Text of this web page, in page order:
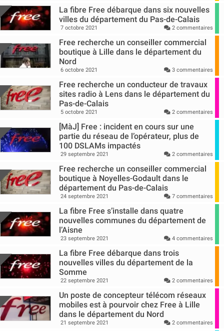
La fibre Free débarque dans six nouvelles
villes du département du Pas-de-Calais
7 octobre 2021 2 commentaires
Free recherche un conseiller commercial
boutique à Lille dans le département du
Nord
6 octobre 2021 3 commentaires
Free recherche un conducteur de travaux
sites radio à Lens dans le département du
Pas-de-Calais
5 octobre 2021 2 commentaires
[MàJ] Free : incident en cours sur une
partie du réseau de l’opérateur, plus de
100 DSLAMs impactés
29 septembre 2021 2 commentaires
Free recherche un conseiller commercial
boutique à Noyelles-Godault dans le
département du Pas-de-Calais
24 septembre 2021 7 commentaires
La fibre Free s’installe dans quatre
nouvelles communes du département de
l’Aisne
23 septembre 2021 4 commentaires
La fibre Free débarque dans trois
nouvelles villes du département de la
Somme
22 septembre 2021 2 commentaires
Un poste de concepteur télécom réseaux
mobiles est à pourvoir chez Free à Lille
dans le département du Nord
21 septembre 2021 2 commentaires